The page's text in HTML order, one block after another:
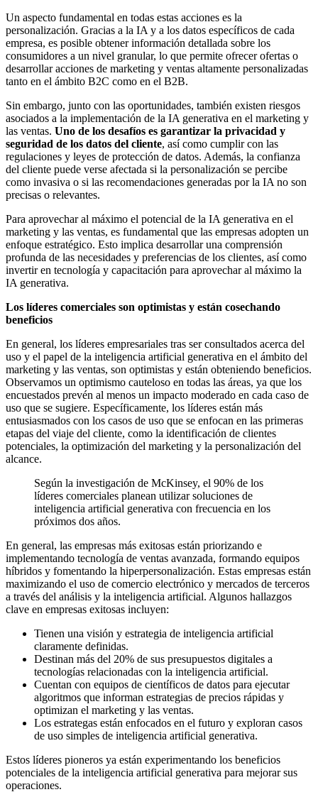
Un aspecto fundamental en todas estas acciones es la
personalización. Gracias a la IA y a los datos específicos de cada
empresa, es posible obtener información detallada sobre los
consumidores a un nivel granular, lo que permite ofrecer ofertas o
desarrollar acciones de marketing y ventas altamente personalizadas
tanto en el ámbito B2C como en el B2B.
Sin embargo, junto con las oportunidades, también existen riesgos
asociados a la implementación de la IA generativa en el marketing y
las ventas. Uno de los desafíos es garantizar la privacidad y
seguridad de los datos del cliente, así como cumplir con las
regulaciones y leyes de protección de datos. Además, la confianza
del cliente puede verse afectada si la personalización se percibe
como invasiva o si las recomendaciones generadas por la IA no son
precisas o relevantes.
Para aprovechar al máximo el potencial de la IA generativa en el
marketing y las ventas, es fundamental que las empresas adopten un
enfoque estratégico. Esto implica desarrollar una comprensión
profunda de las necesidades y preferencias de los clientes, así como
invertir en tecnología y capacitación para aprovechar al máximo la
IA generativa.
Los líderes comerciales son optimistas y están cosechando
beneficios
En general, los líderes empresariales tras ser consultados acerca del
uso y el papel de la inteligencia artificial generativa en el ámbito del
marketing y las ventas, son optimistas y están obteniendo beneficios.
Observamos un optimismo cauteloso en todas las áreas, ya que los
encuestados prevén al menos un impacto moderado en cada caso de
uso que se sugiere. Específicamente, los líderes están más
entusiasmados con los casos de uso que se enfocan en las primeras
etapas del viaje del cliente, como la identificación de clientes
potenciales, la optimización del marketing y la personalización del
alcance.
Según la investigación de McKinsey, el 90% de los
líderes comerciales planean utilizar soluciones de
inteligencia artificial generativa con frecuencia en los
próximos dos años.
En general, las empresas más exitosas están priorizando e
implementando tecnología de ventas avanzada, formando equipos
híbridos y fomentando la hiperpersonalización. Estas empresas están
maximizando el uso de comercio electrónico y mercados de terceros
a través del análisis y la inteligencia artificial. Algunos hallazgos
clave en empresas exitosas incluyen:
Tienen una visión y estrategia de inteligencia artificial
claramente definidas.
Destinan más del 20% de sus presupuestos digitales a
tecnologías relacionadas con la inteligencia artificial.
Cuentan con equipos de científicos de datos para ejecutar
algoritmos que informan estrategias de precios rápidas y
optimizan el marketing y las ventas.
Los estrategas están enfocados en el futuro y exploran casos
de uso simples de inteligencia artificial generativa.
Estos líderes pioneros ya están experimentando los beneficios
potenciales de la inteligencia artificial generativa para mejorar sus
operaciones.